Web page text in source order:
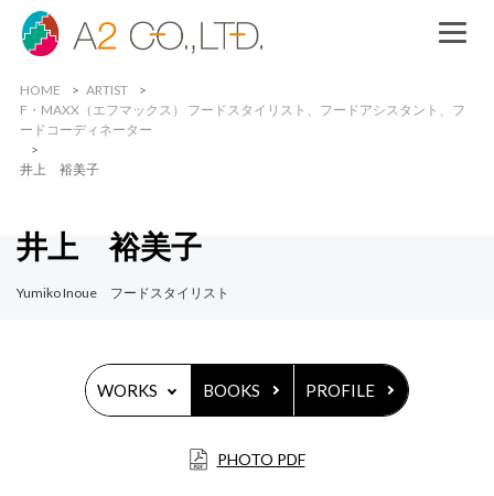
HOME
ARTIST
F・MAXX（エフマックス） フードスタイリスト、フードアシスタント、フ
ードコーディネーター
井上 裕美子
井上 裕美子
Yumiko Inoue フードスタイリスト
WORKS BOOKS PROFILE
PHOTO PDF